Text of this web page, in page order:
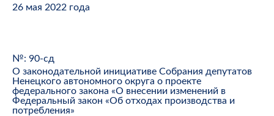
26 мая 2022 года
№: 90-сд
О законодательной инициативе Собрания депутатов
Ненецкого автономного округа о проекте
федерального закона «О внесении изменений в
Федеральный закон «Об отходах производства и
потребления»